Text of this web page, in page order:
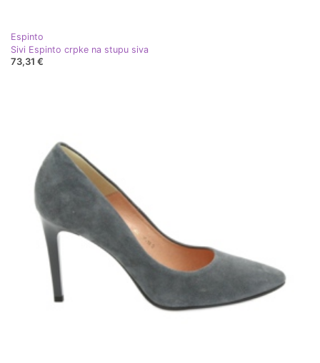
Espinto
Sivi Espinto crpke na stupu siva
73,31 €